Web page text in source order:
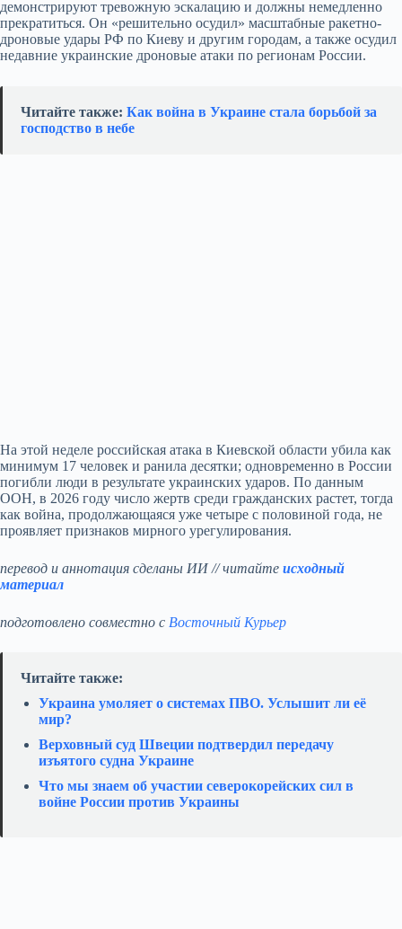
демонстрируют тревожную эскалацию и должны немедленно
прекратиться. Он «решительно осудил» масштабные ракетно-
дроновые удары РФ по Киеву и другим городам, а также осудил
недавние украинские дроновые атаки по регионам России.
Читайте также: Как война в Украине стала борьбой за
господство в небе
На этой неделе российская атака в Киевской области убила как
минимум 17 человек и ранила десятки; одновременно в России
погибли люди в результате украинских ударов. По данным
ООН, в 2026 году число жертв среди гражданских растет, тогда
как война, продолжающаяся уже четыре с половиной года, не
проявляет признаков мирного урегулирования.
перевод и аннотация сделаны ИИ // читайте исходный
материал
подготовлено совместно с Восточный Курьер
Читайте также:
Украина умоляет о системах ПВО. Услышит ли её
мир?
Верховный суд Швеции подтвердил передачу
изъятого судна Украине
Что мы знаем об участии северокорейских сил в
войне России против Украины